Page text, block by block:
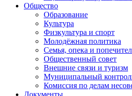
Общество
Образование
Культура
Физкультура и спорт
Молодёжная политика
Семья, опека и
Общественный совет
Внешние связи и туризм
Муниципальный
Комиссия по делам
Документы